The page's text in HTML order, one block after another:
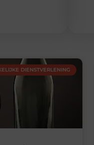
DIENSTVERLENING